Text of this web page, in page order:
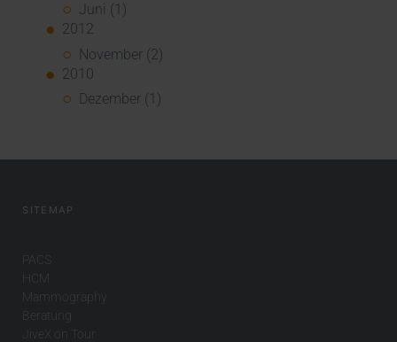
Juni (1)
2012
November (2)
2010
Dezember (1)
SITEMAP
PACS
HCM
Mammography
Beratung
JiveX on Tour